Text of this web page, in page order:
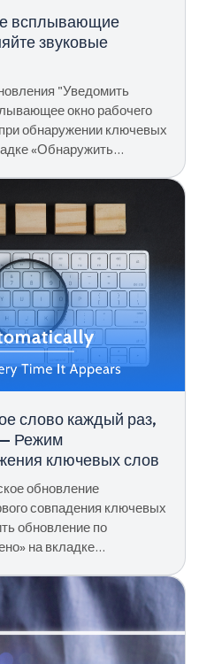
всплывающие
звуковые
"Уведомить
окно рабочего
обнаружении ключевых
«Обнаружить
слово каждый раз,
— Режим
ключевых слов
обновление
совпадения ключевых
обновление по
на вкладке
на неопределенный